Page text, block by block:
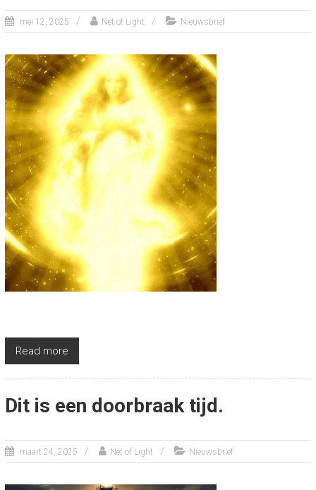
mei 12, 2025 Net of Light Nieuwsbrief
Read more
Dit is een doorbraak tijd.
maart 24, 2025 Net of Light Nieuwsbrief